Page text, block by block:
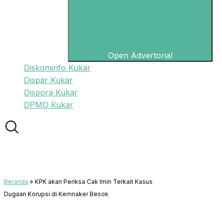
Open Advertorial
Diskominfo Kukar
Dispar Kukar
Dispora Kukar
DPMD Kukar
Beranda » KPK akan Periksa Cak Imin Terkait Kasus
Dugaan Korupsi di Kemnaker Besok